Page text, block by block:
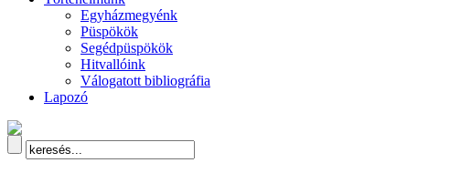
Egyházmegyénk
Püspökök
Segédpüspökök
Hitvallóink
Válogatott bibliográfia
Lapozó